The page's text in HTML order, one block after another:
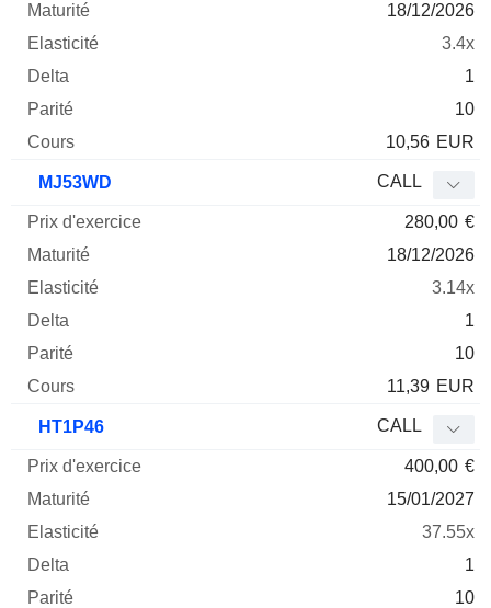
18/12/2026
3.4x
1
10
10,56 EUR
MJ53WD CALL
280,00 €
18/12/2026
3.14x
1
10
11,39 EUR
HT1P46 CALL
400,00 €
15/01/2027
37.55x
1
10